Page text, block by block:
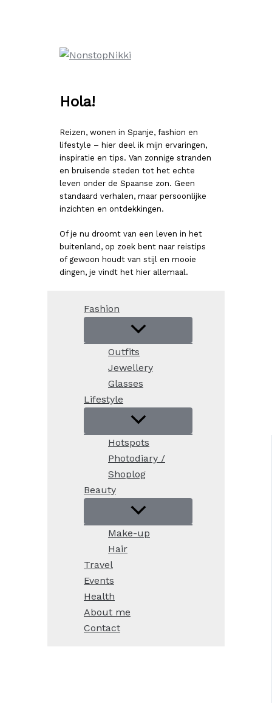
Hola!
Reizen, wonen in Spanje, fashion en
lifestyle – hier deel ik mijn ervaringen,
inspiratie en tips. Van zonnige stranden
en bruisende steden tot het echte
leven onder de Spaanse zon. Geen
standaard verhalen, maar persoonlijke
inzichten en ontdekkingen.
Of je nu droomt van een leven in het
buitenland, op zoek bent naar reistips
of gewoon houdt van stijl en mooie
dingen, je vindt het hier allemaal.
Fashion
Outfits
Jewellery
Glasses
Lifestyle
Hotspots
Photodiary /
Shoplog
Beauty
Make-up
Hair
Travel
Events
Health
About me
Contact